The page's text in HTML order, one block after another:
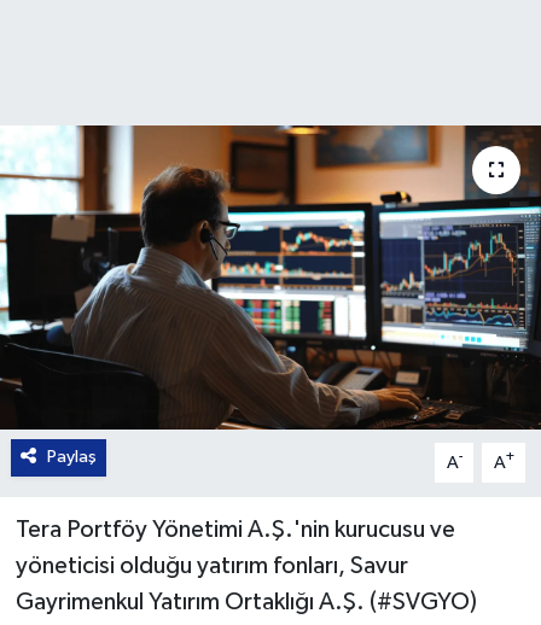
Paylaş A- A+
Tera Portföy Yönetimi A.Ş.'nin kurucusu ve
yöneticisi olduğu yatırım fonları, Savur
Gayrimenkul Yatırım Ortaklığı A.Ş. (#SVGYO)